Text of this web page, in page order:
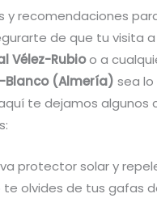
y recomendaciones
de que tu visita a
Vélez-Rubioo a
Blanco (Almería) sea
te dejamos algunos
protector solar y
te olvides de tus gafas